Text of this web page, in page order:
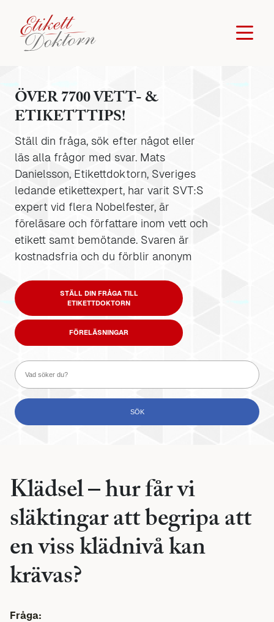
ÖVER 7700 VETT- &
ETIKETTTIPS!
Ställ din fråga, sök efter något eller
läs alla frågor med svar. Mats
Danielsson, Etikettdoktorn, Sveriges
ledande etikettexpert, har varit SVT:S
expert vid flera Nobelfester, är
föreläsare och författare inom vett och
etikett samt bemötande. Svaren är
kostnadsfria och du förblir anonym
STÄLL DIN FRÅGA TILL
ETIKETTDOKTORN
FÖRELÄSNINGAR
Klädsel – hur får vi
släktingar att begripa att
en viss klädnivå kan
krävas?
Fråga: